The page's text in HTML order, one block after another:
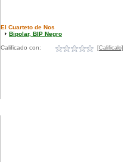
El Cuarteto de Nos
Bipolar, BIP Negro
Calificado con: [Calificalo]